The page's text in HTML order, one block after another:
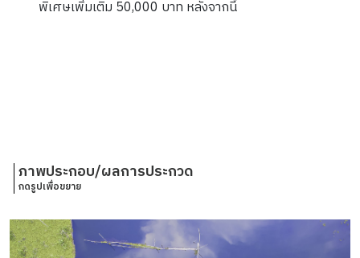
พิเศษเพิ่มเติม 50,000 บาท หลังจากนี้
ภาพประกอบ/ผลการประกวด
กดรูปเพื่อขยาย